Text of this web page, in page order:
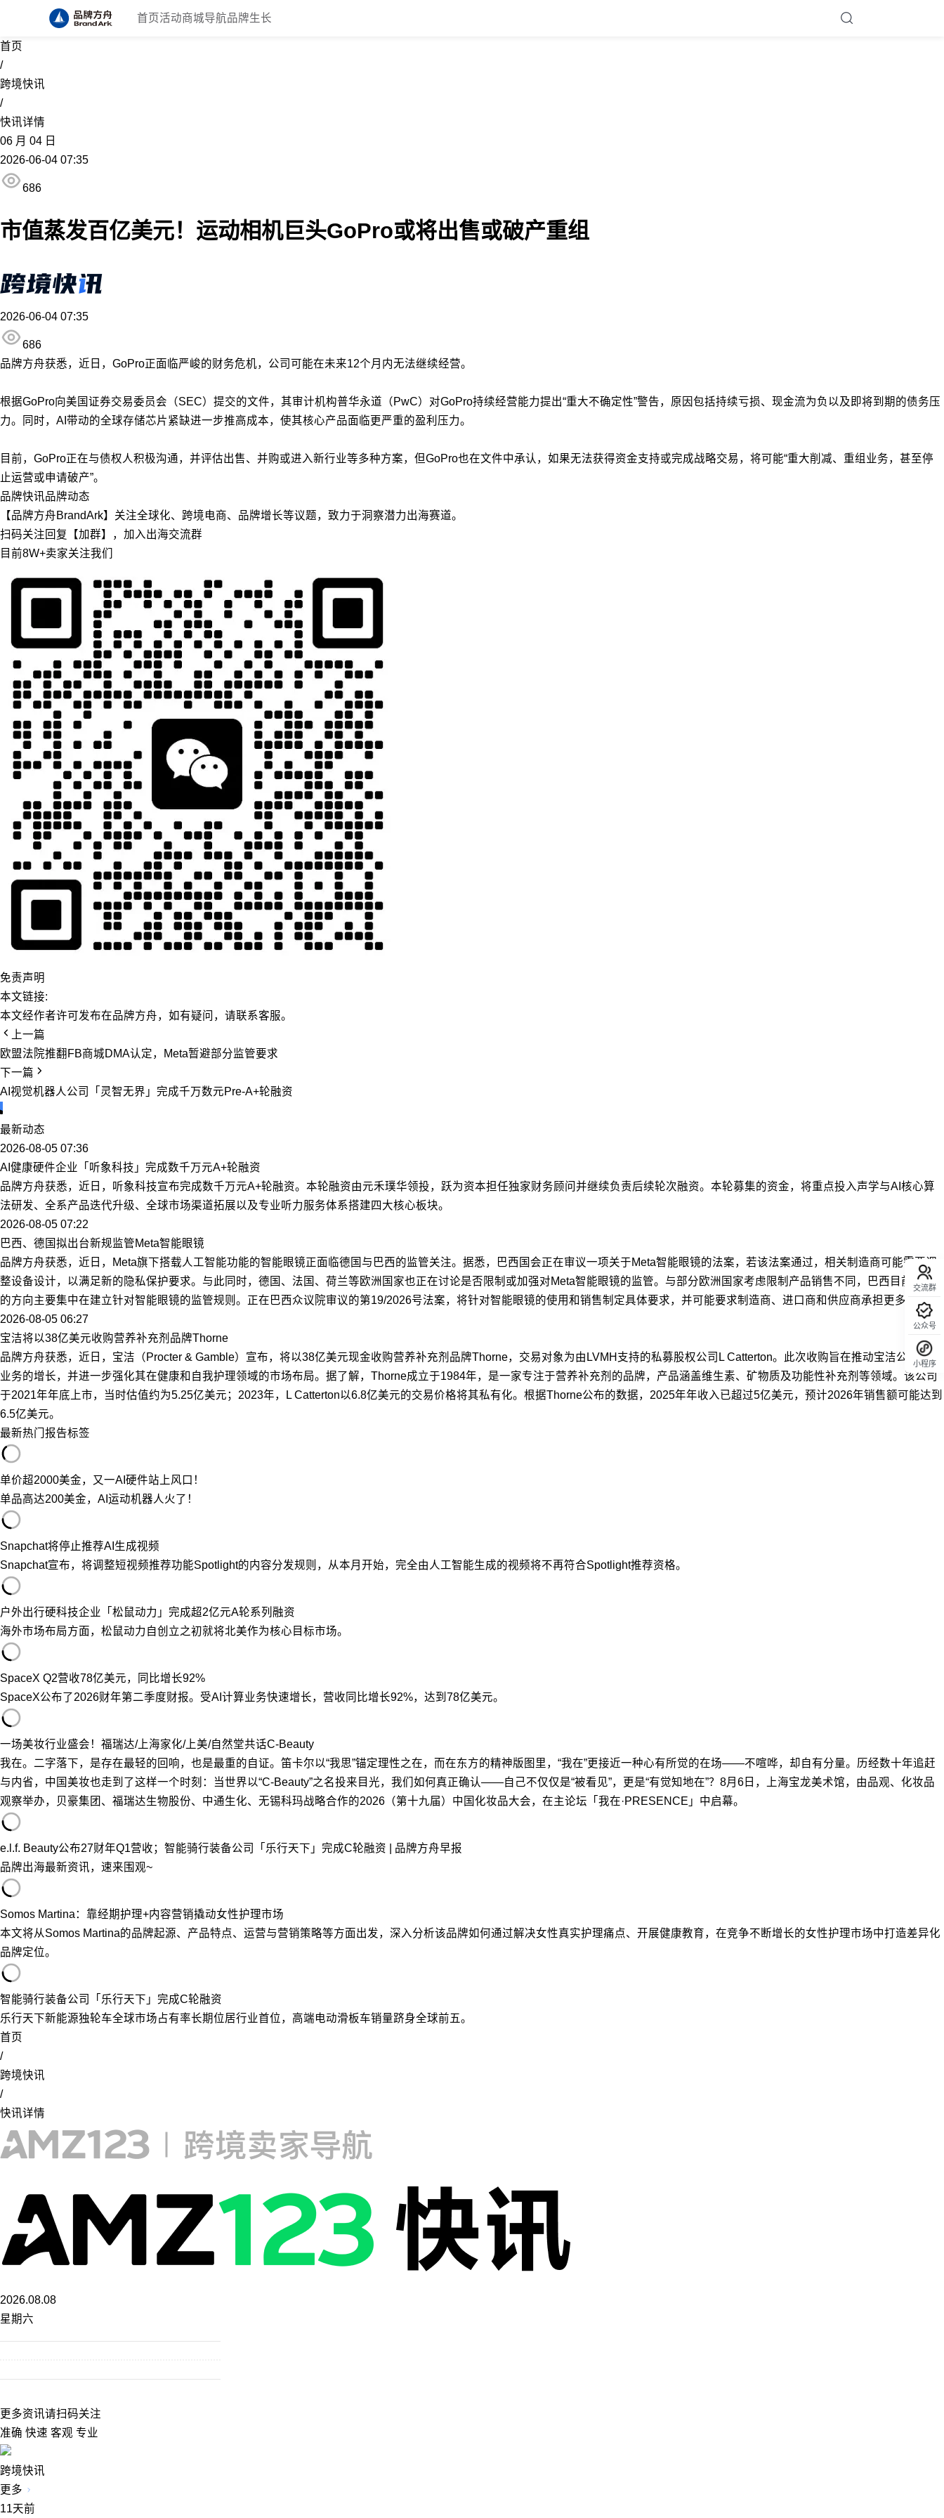
首页 活动商城导航品牌生长
首页
/
跨境快讯
/
快讯详情
06 月 04 日
2026-06-04 07:35
686
市值蒸发百亿美元！运动相机巨头GoPro或将出售或破产重组
2026-06-04 07:35
686
品牌方舟获悉，近日，GoPro正面临严峻的财务危机，公司可能在未来12个月内无法继续经营。
根据GoPro向美国证券交易委员会（SEC）提交的文件，其审计机构普华永道（PwC）对GoPro持续经营能力提出“重大不确定性”警告，原因包括持续亏损、现金流为负以及即将到期的债务压
力。同时，AI带动的全球存储芯片紧缺进一步推高成本，使其核心产品面临更严重的盈利压力。
目前，GoPro正在与债权人积极沟通，并评估出售、并购或进入新行业等多种方案，但GoPro也在文件中承认，如果无法获得资金支持或完成战略交易，将可能“重大削减、重组业务，甚至停
止运营或申请破产”。
品牌快讯品牌动态
【品牌方舟BrandArk】关注全球化、跨境电商、品牌增长等议题，致力于洞察潜力出海赛道。
扫码关注回复【加群】，加入出海交流群
目前8W+卖家关注我们
免责声明
本文链接:
本文经作者许可发布在品牌方舟，如有疑问，请联系客服。
上一篇
欧盟法院推翻FB商城DMA认定，Meta暂避部分监管要求
下一篇
AI视觉机器人公司「灵智无界」完成千万数元Pre-A+轮融资
最新动态
2026-08-05 07:36
AI健康硬件企业「听象科技」完成数千万元A+轮融资
品牌方舟获悉，近日，听象科技宣布完成数千万元A+轮融资。本轮融资由元禾璞华领投，跃为资本担任独家财务顾问并继续负责后续轮次融资。本轮募集的资金，将重点投入声学与AI核心算
法研发、全系产品迭代升级、全球市场渠道拓展以及专业听力服务体系搭建四大核心板块。
2026-08-05 07:22
巴西、德国拟出台新规监管Meta智能眼镜
品牌方舟获悉，近日，Meta旗下搭载人工智能功能的智能眼镜正面临德国与巴西的监管关注。据悉，巴西国会正在审议一项关于Meta智能眼镜的法案，若该法案通过，相关制造商可能需要调
整设备设计，以满足新的隐私保护要求。与此同时，德国、法国、荷兰等欧洲国家也正在讨论是否限制或加强对Meta智能眼镜的监管。与部分欧洲国家考虑限制产品销售不同，巴西目前讨论
的方向主要集中在建立针对智能眼镜的监管规则。正在巴西众议院审议的第19/2026号法案，将针对智能眼镜的使用和销售制定具体要求，并可能要求制造商、进口商和供应商承担更多责任。
2026-08-05 06:27
宝洁将以38亿美元收购营养补充剂品牌Thorne
品牌方舟获悉，近日，宝洁（Procter & Gamble）宣布，将以38亿美元现金收购营养补充剂品牌Thorne，交易对象为由LVMH支持的私募股权公司L Catterton。此次收购旨在推动宝洁公司健康
业务的增长，并进一步强化其在健康和自我护理领域的市场布局。据了解，Thorne成立于1984年，是一家专注于营养补充剂的品牌，产品涵盖维生素、矿物质及功能性补充剂等领域。该公司
于2021年年底上市，当时估值约为5.25亿美元；2023年，L Catterton以6.8亿美元的交易价格将其私有化。根据Thorne公布的数据，2025年年收入已超过5亿美元，预计2026年销售额可能达到
6.5亿美元。
最新热门 报告标签
单价超2000美金，又一AI硬件站上风口！
单品高达200美金，AI运动机器人火了！
Snapchat将停止推荐AI生成视频
Snapchat宣布，将调整短视频推荐功能Spotlight的内容分发规则，从本月开始，完全由人工智能生成的视频将不再符合Spotlight推荐资格。
户外出行硬科技企业「松鼠动力」完成超2亿元A轮系列融资
海外市场布局方面，松鼠动力自创立之初就将北美作为核心目标市场。
SpaceX Q2营收78亿美元，同比增长92%
SpaceX公布了2026财年第二季度财报。受AI计算业务快速增长，营收同比增长92%，达到78亿美元。
一场美妆行业盛会！福瑞达/上海家化/上美/自然堂共话C-Beauty
我在。二字落下，是存在最轻的回响，也是最重的自证。笛卡尔以“我思”锚定理性之在，而在东方的精神版图里，“我在”更接近一种心有所觉的在场——不喧哗，却自有分量。历经数十年追赶
与内省，中国美妆也走到了这样一个时刻：当世界以“C-Beauty”之名投来目光，我们如何真正确认——自己不仅仅是“被看见”，更是“有觉知地在”？8月6日，上海宝龙美术馆，由品观、化妆品
观察举办，贝豪集团、福瑞达生物股份、中通生化、无锡科玛战略合作的2026（第十九届）中国化妆品大会，在主论坛「我在·PRESENCE」中启幕。
e.l.f. Beauty公布27财年Q1营收；智能骑行装备公司「乐行天下」完成C轮融资 | 品牌方舟早报
品牌出海最新资讯，速来围观~
Somos Martina：靠经期护理+内容营销撬动女性护理市场
本文将从Somos Martina的品牌起源、产品特点、运营与营销策略等方面出发，深入分析该品牌如何通过解决女性真实护理痛点、开展健康教育，在竞争不断增长的女性护理市场中打造差异化
品牌定位。
智能骑行装备公司「乐行天下」完成C轮融资
乐行天下新能源独轮车全球市场占有率长期位居行业首位，高端电动滑板车销量跻身全球前五。
首页
/
跨境快讯
/
快讯详情
2026.08.08
星期六
更多资讯请扫码关注
准确 快速 客观 专业
跨境快讯
更多
11天前
交流群
公众号
小程序
回顶部